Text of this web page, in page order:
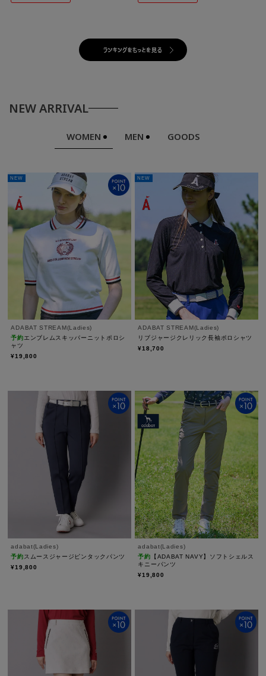
NEW ARRIVAL
WOMEN MEN GOODS
NEW
ADABAT STREAM(Ladies)
予約エンブレムスキッパーニットポロシ
ャツ
¥19,800
NEW
ADABAT STREAM(Ladies)
リブジャージクレリック長袖ポロシャツ
¥18,700
adabat(Ladies)
予約 スムースジャージピンタックパンツ
¥19,800
adabat(Ladies)
予約 【ADABAT NAVY】ソフトシェルス
キニーパンツ
¥19,800